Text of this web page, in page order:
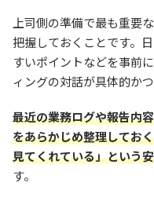
上司側の準備で最も重要
把握しておくことです。
すいポイントなどを事前
ィングの対話が具体的か
最近の業務ログや報告内
をあらかじめ整理してお
見てくれている」という
す。